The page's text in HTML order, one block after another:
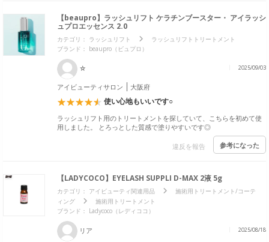
【beaupro】ラッシュリフト ケラチンブースター・ アイラッシ
ュプロエッセンス 2.0
カテゴリ： ラッシュリフト
ラッシュリフトトリートメント
ブランド： beaupro（ビュプロ）
☆ 2025/09/03
アイビューティサロン 大阪府
使い心地もいいです○
ラッシュリフト用のトリートメントを探していて、こちらを初めて使
用しました。 とろっとした質感で塗りやすいです◎
違反を報告 参考になった
【LADYCOCO】EYELASH SUPPLI D-MAX 2液 5g
カテゴリ： アイビューティ関連用品
施術用トリートメント/コーテ
ィング
施術用トリートメント
ブランド： Ladycoco（レディココ）
リア 2025/08/18